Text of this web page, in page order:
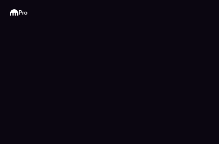
Kraken
Pro